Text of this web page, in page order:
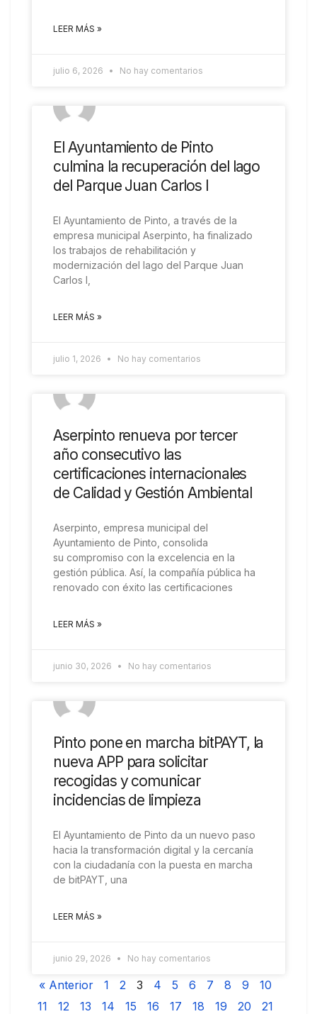
LEER MÁS »
julio 6, 2026 No hay comentarios
El Ayuntamiento de Pinto
culmina la recuperación del lago
del Parque Juan Carlos I
El Ayuntamiento de Pinto, a través de la
empresa municipal Aserpinto, ha finalizado
los trabajos de rehabilitación y
modernización del lago del Parque Juan
Carlos I,
LEER MÁS »
julio 1, 2026 No hay comentarios
Aserpinto renueva por tercer
año consecutivo las
certificaciones internacionales
de Calidad y Gestión Ambiental
Aserpinto, empresa municipal del
Ayuntamiento de Pinto, consolida
su compromiso con la excelencia en la
gestión pública. Así, la compañía pública ha
renovado con éxito las certificaciones
LEER MÁS »
junio 30, 2026 No hay comentarios
Pinto pone en marcha bitPAYT, la
nueva APP para solicitar
recogidas y comunicar
incidencias de limpieza
El Ayuntamiento de Pinto da un nuevo paso
hacia la transformación digital y la cercanía
con la ciudadanía con la puesta en marcha
de bitPAYT, una
LEER MÁS »
junio 29, 2026 No hay comentarios
« Anterior 1 2 3 4 5 6 7 8 9
10
11
12 13 14 15 16 17 18 19 20
21